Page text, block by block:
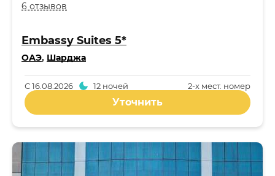
6 отзывов
Embassy Suites 5*
ОАЭ, Шарджа
2-x мест. номер
С16.08.2026 12 ночей
Уточнить